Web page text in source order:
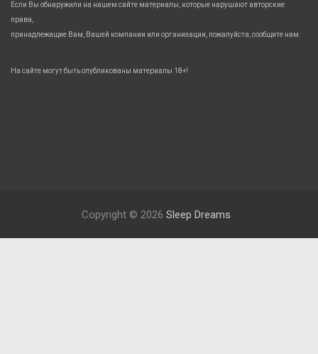
Если Вы обнаружили на нашем сайте материалы, которые нарушают авторские
права,
принадлежащие Вам, Вашей компании или организации, пожалуйста, сообщите нам.
На сайте могут быть опубликованы материалы 18+!
Copyright © 2026 Sleep Dreams